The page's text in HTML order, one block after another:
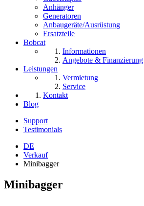
Anhänger
Generatoren
Anbaugeräte/Ausrüstung
Ersatzteile
Bobcat
Informationen
Angebote & Finanzierung
Leistungen
Vermietung
Service
Kontakt
Blog
Support
Testimonials
DE
Verkauf
Minibagger
Minibagger